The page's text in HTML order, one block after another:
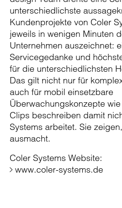
unterschiedlichste
Kundenprojekte von Coler
jeweils in wenigen Minuten
Unternehmen auszeichnet:
Servicegedanke und
für die unterschiedlichsten
Das gilt nicht nur für
auch für mobil einsetzbare
Überwachungskonzepte
Clips beschreiben damit
Systems arbeitet. Sie
ausmacht.
Coler Systems Website:
www.coler-systems.de